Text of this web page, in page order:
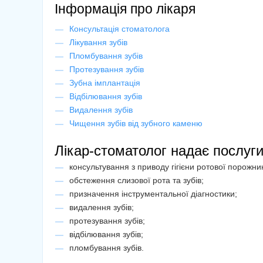
Інформація про лікаря
Консультація стоматолога
Лікування зубів
Пломбування зубів
Протезування зубів
Зубна імплантація
Відбілювання зубів
Видалення зубів
Чищення зубів від зубного каменю
Лікар-стоматолог надає послуги
консультування з приводу гігієни ротової
обстеження слизової рота та зубів;
призначення інструментальної діагностики;
видалення зубів;
протезування зубів;
відбілювання зубів;
пломбування зубів.